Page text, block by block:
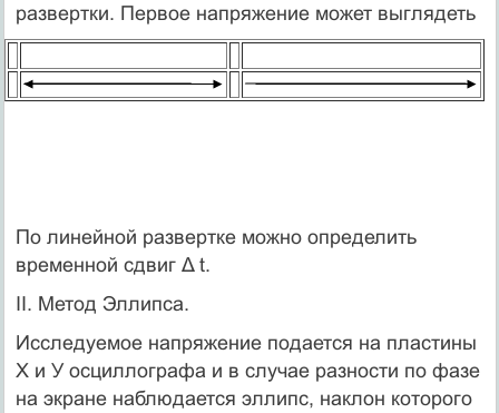
развертки. Первое напряжение может выглядеть
По линейной развертке можно определить
временной сдвиг Δ t.
II. Метод Эллипса.
Исследуемое напряжение подается на пластины
Х и У осциллографа и в случае разности по фазе
на экране наблюдается эллипс, наклон которого